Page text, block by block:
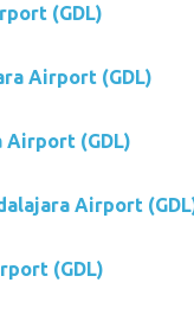
(GDL)
Airport (GDL)
Airport (GDL)
Airport
(GDL)